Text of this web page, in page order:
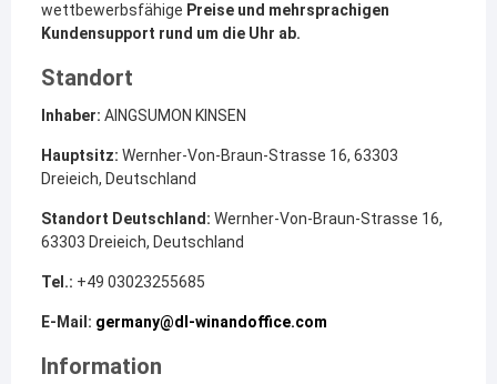
wettbewerbsfähige Preise und mehrsprachigen
Kundensupport rund um die Uhr ab.
Standort
Inhaber: AINGSUMON KINSEN
Hauptsitz: Wernher-Von-Braun-Strasse 16, 63303
Dreieich, Deutschland
Standort Deutschland: Wernher-Von-Braun-Strasse 16,
63303 Dreieich, Deutschland
Tel.: +49 03023255685
E-Mail: germany@dl-winandoffice.com
Information